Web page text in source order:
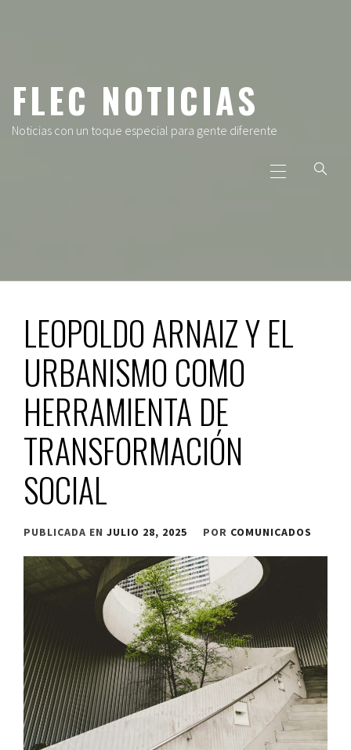
FLEC NOTICIAS
Noticias con un toque especial para gente diferente
principal
LEOPOLDO ARNAIZ Y EL
URBANISMO COMO
HERRAMIENTA DE
TRANSFORMACIÓN
SOCIAL
PUBLICADA EN JULIO 28, 2025 POR COMUNICADOS